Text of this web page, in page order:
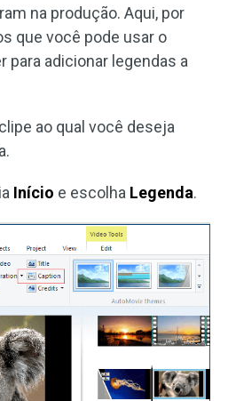
na produção. Aqui, por
que você pode usar o
para adicionar legendas a
ao qual você deseja
Início e escolha Legenda.